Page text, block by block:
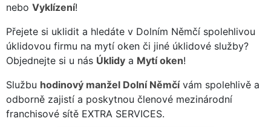
nebo Vyklízení!
Přejete si uklidit a hledáte v Dolním Němčí spolehlivou
úklidovou firmu na mytí oken či jiné úklidové služby?
Objednejte si u nás Úklidy a Mytí oken!
Službu hodinový manžel Dolní Němčívám spolehlivě a
odborně zajistí a poskytnou členové mezinárodní
franchisové sítě EXTRA SERVICES.